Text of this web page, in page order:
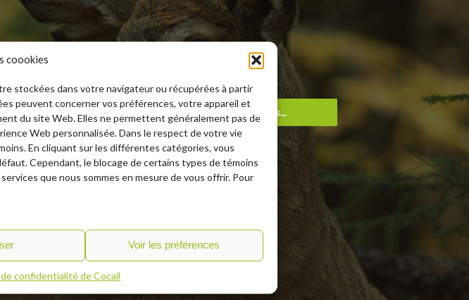
coookies
stockées dans votre navigateur ou récupérées à partir
peuvent concerner vos préférences, votre appareil et
du site Web. Elles ne permettent généralement pas de
Web personnalisée. Dans le respect de votre vie
En cliquant sur les différentes catégories, vous
Cependant, le blocage de certains types de témoins
que nous sommes en mesure de vous offrir. Pour
Voir les préférences
confidentialité de Cocall
dotés d’un son de
Que ce soit pour
au dindon sauvage,
faut!
En savoir plus...